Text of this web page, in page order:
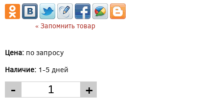
« Запомнить товар
Цена: по запросу
Наличие: 1-5 дней
- +